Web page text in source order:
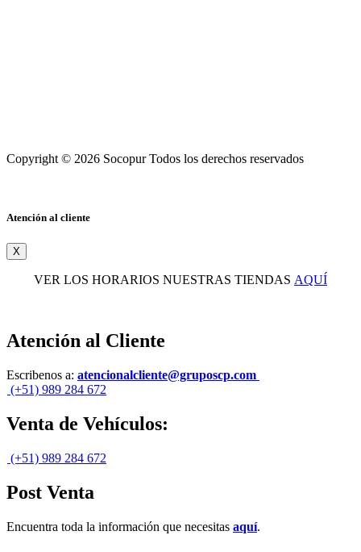
Copyright © 2026 Socopur Todos los derechos reservados
Atención al cliente
X
VER LOS HORARIOS NUESTRAS TIENDAS AQUÍ
Atención al Cliente
Escribenos a: atencionalcliente@gruposcp.com
(+51) 989 284 672
Venta de Vehículos:
(+51) 989 284 672
Post Venta
Encuentra toda la información que necesitas aquí.